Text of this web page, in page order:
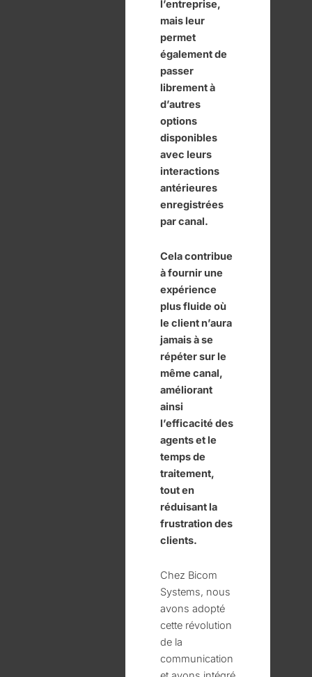
l’entreprise,
mais leur
permet
également de
passer
librement à
d’autres
options
disponibles
avec leurs
interactions
antérieures
enregistrées
par canal.
Cela contribue
à fournir une
expérience
plus fluide où
le client n’aura
jamais à se
répéter sur le
même canal,
améliorant
ainsi
l’efficacité des
agents et le
temps de
traitement,
tout en
réduisant la
frustration des
clients.
Chez Bicom
Systems, nous
avons adopté
cette révolution
de la
communication